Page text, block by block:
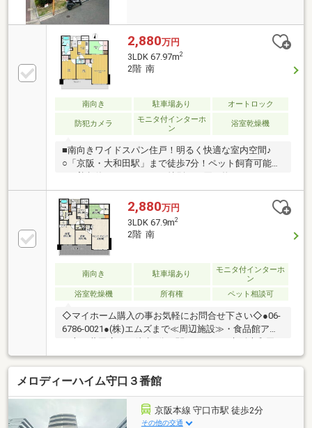
2,880万円
3LDK 67.97m2
2階 南
南向き 駐車場あり オートロック
防犯カメラ
モニタ付インターホ
ン
浴室乾燥機
■南向きワイドスパン住戸！明るく快適な室内空間♪
○「京阪・大和田駅」まで徒歩7分！ペット飼育可能☆
○普段使いのスーパーや特別なお買い物ができるシ
ョッピングセンター、いろいろ揃う便利な立地！
2,880万円
3LDK 67.9m2
2階 南
南向き 駐車場あり
モニタ付インターホ
ン
浴室乾燥機
所有権 ペット相談可
◇マイホーム購入の事お気軽にお問合せ下さい◇●06-
6786-0021●(株)エムズまで≪周辺施設≫・食品館アプ
ロ守口藤田店・・徒歩4分・関西スーパー京阪大和田
店・・徒歩5分・セブンイレブン守口藤田町4丁目
店・・徒歩3分・ドラッグセガミ守口藤田店・・徒歩3
分・守口藤田郵便局・・徒歩4分・正幸会病院・・徒
歩20分・藤田南公園・・徒歩2分*◇*◆*◇*●お探しの
マイホームのことお話し下さい！●他社様の掲載物件
もまとめてご紹介可能です。●気になる物件があれば
メロディーハイム守口３番館
京阪本線 守口市駅 徒歩2分
その他の交通